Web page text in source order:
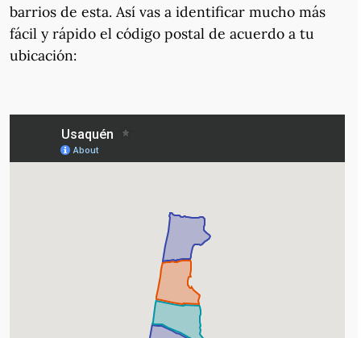
barrios de esta. Así vas a identificar mucho más
fácil y rápido el código postal de acuerdo a tu
ubicación: